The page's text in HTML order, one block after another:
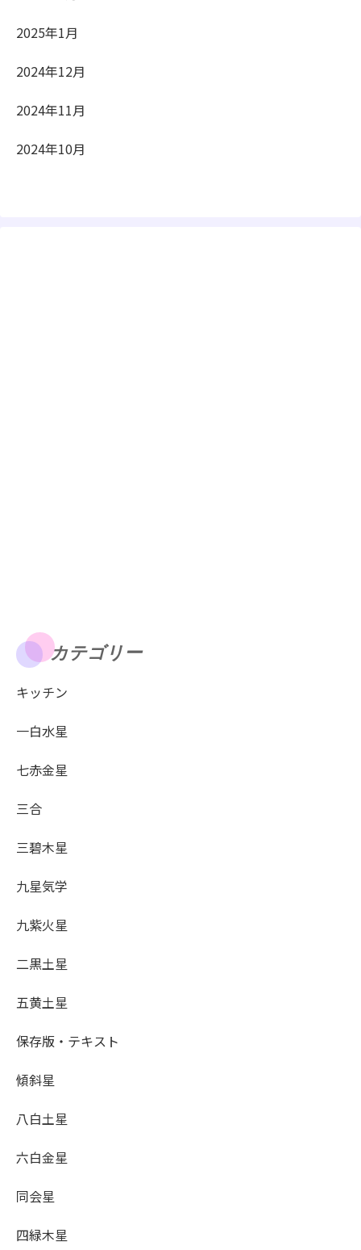
2025年1月
2024年12月
2024年11月
2024年10月
カテゴリー
キッチン
一白水星
七赤金星
三合
三碧木星
九星気学
九紫火星
二黒土星
五黄土星
保存版・テキスト
傾斜星
八白土星
六白金星
同会星
四緑木星